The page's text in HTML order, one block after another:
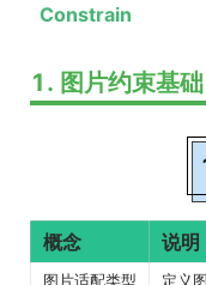
Constrain
1. 图片约束基础
概念 说明
图片适配类型 定义